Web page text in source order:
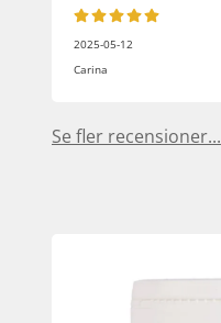
2025-05-12
Carina
Se fler recensioner...